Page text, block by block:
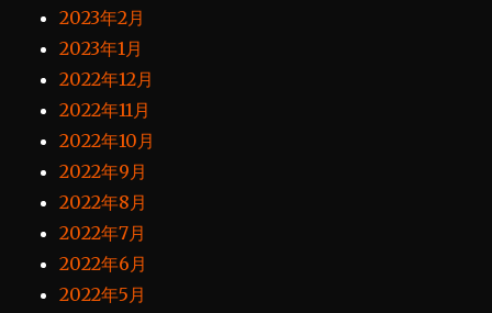
2023年2月
2023年1月
2022年12月
2022年11月
2022年10月
2022年9月
2022年8月
2022年7月
2022年6月
2022年5月